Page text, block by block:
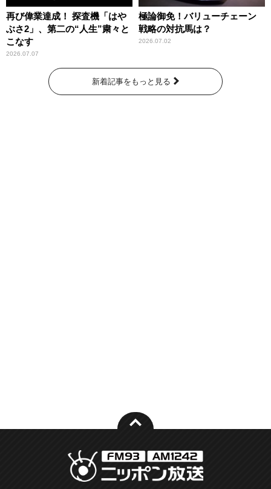
再び偉業達成！ 探査機「はや
ぶさ2」、第二の“人生”粛々と
こなす
2026.07.07
極論御免！バリューチェーン
戦略の対抗馬は？
2026.07.02
新着記事をもっと見る